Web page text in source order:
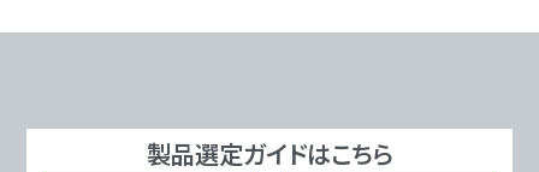
製品選定ガイドはこちら